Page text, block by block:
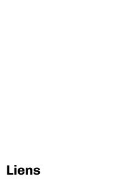
Liens